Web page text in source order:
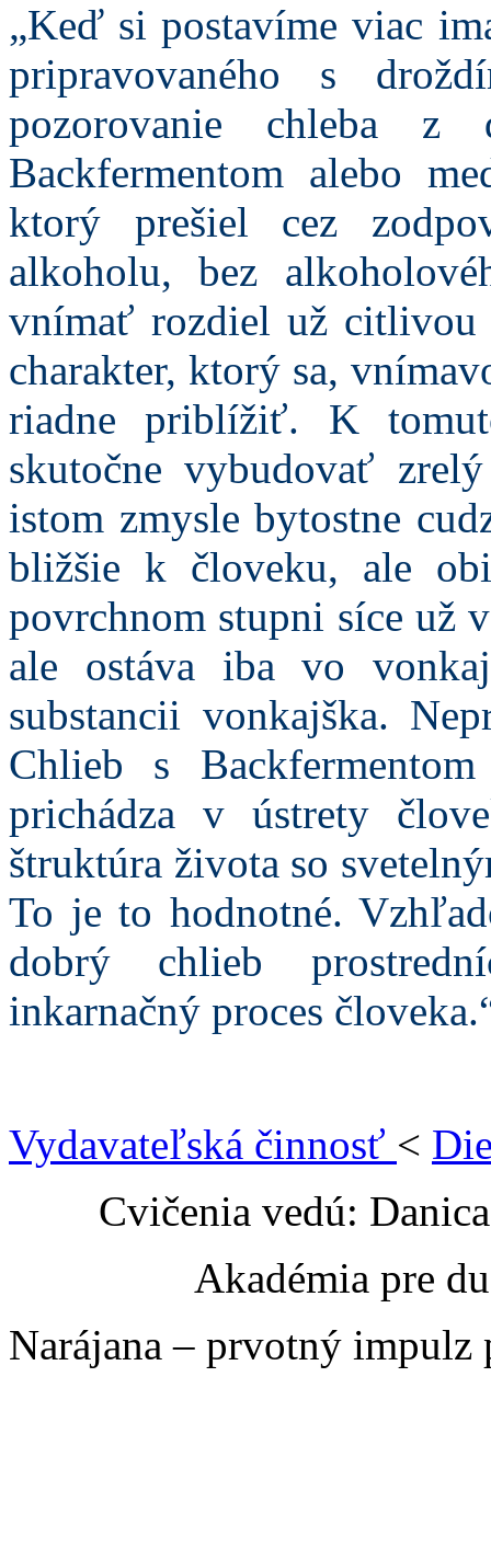
„Keď si postavíme viac
pripravovaného s
pozorovanie chleba z
Backfermentom alebo
ktorý prešiel cez
alkoholu, bez
vnímať rozdiel už citlivou
charakter, ktorý sa,
riadne priblížiť. K
skutočne vybudovať
istom zmysle bytostne
bližšie k človeku, ale
povrchnom stupni síce už
ale ostáva iba vo
substancii vonkajška.
Chlieb s
prichádza v ústrety
štruktúra života so
To je to hodnotné.
dobrý chlieb
inkarnačný proces
Vydavateľská činnosť <
Cvičenia vedú:
Akadémia pre
Narájana – prvotný impulz